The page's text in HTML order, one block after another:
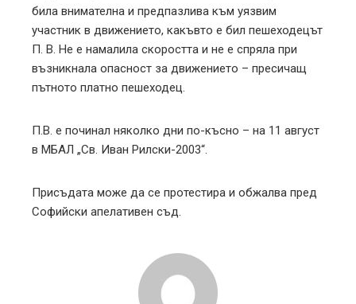
била внимателна и предпазлива към уязвим
участник в движението, какъвто е бил пешеходецът
П. В. Не е намалила скоростта и не е спряла при
възникнала опасност за движението – пресичащ
пътното платно пешеходец.
П.В. е починал няколко дни по-късно – на 11 август
в МБАЛ „Св. Иван Рилски-2003“.
Присъдата може да се протестира и обжалва пред
Софийски апелативен съд.